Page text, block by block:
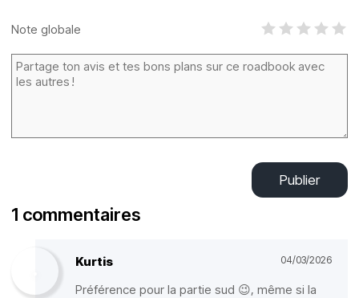
Note globale
Publier
1 commentaires
Kurtis 04/03/2026
Préférence pour la partie sud 😉, même si la